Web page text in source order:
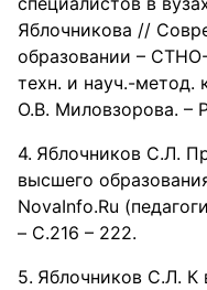
Яблочникова //
образовании –
техн. и науч.-метод.
О.В. Миловзорова. –
Яблочников С.Л.
высшего
NovaInfo.Ru
– С.216 – 222.
Яблочников С.Л. К